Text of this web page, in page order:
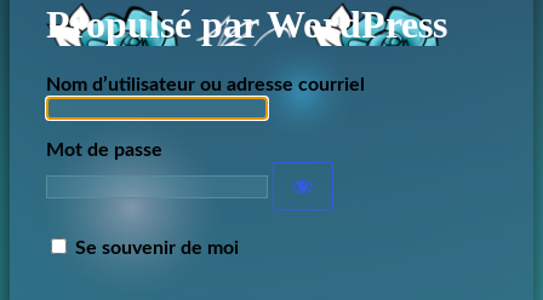
Propulsé par WordPress
Nom d’utilisateur ou adresse courriel
Mot de passe
Se souvenir de moi